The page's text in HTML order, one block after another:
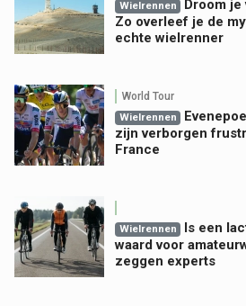
Wielrennen
Droom
Zo overleef je de
echte wielrenner
World Tour
Wielrennen
zijn verborgen
France
Wielrennen
Is een
waard voor
zeggen experts